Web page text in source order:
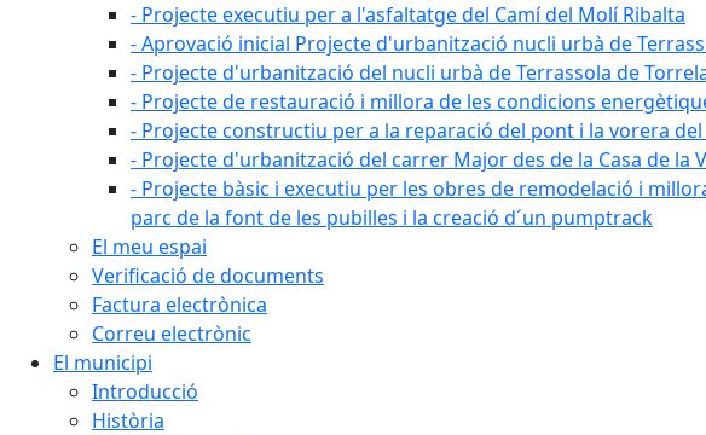
- Projecte executiu per a l'asfaltatge del Camí del Molí Ribalta
- Aprovació inicial Projecte d'urbanització nucli urbà de
- Projecte d'urbanització del nucli urbà de Terrassola de
- Projecte de restauració i millora de les condicions
- Projecte constructiu per a la reparació del pont i la vorera
- Projecte d'urbanització del carrer Major des de la Casa de la
- Projecte bàsic i executiu per les obres de remodelació i
parc de la font de les pubilles i la creació d´un pumptrack
El meu espai
Verificació de documents
Factura electrònica
Correu electrònic
El municipi
Introducció
Història